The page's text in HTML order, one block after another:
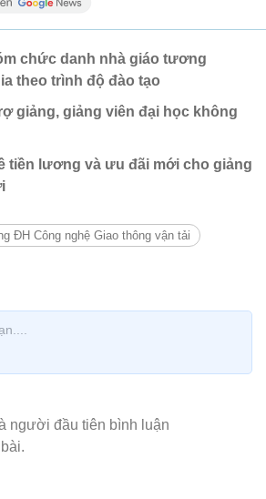
chức danh nhà giáo tương
theo trình độ đào tạo
giảng, giảng viên đại học không
tiền lương và ưu đãi mới cho giảng
ĐH Công nghệ Giao thông vận tải